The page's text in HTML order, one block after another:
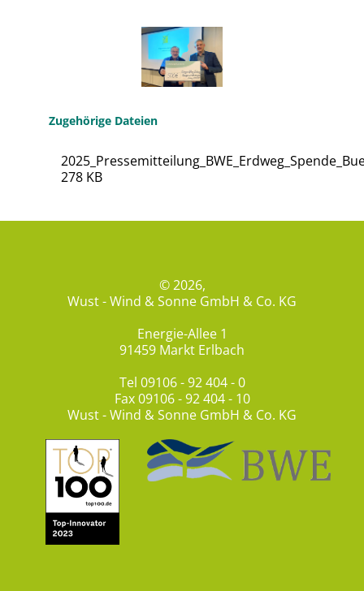
Zugehörige Dateien
278 KB
© 2026,
Wust - Wind & Sonne GmbH & Co. KG
Energie-Allee 1
91459 Markt Erlbach
Tel 09106 - 92 404 - 0
Fax 09106 - 92 404 - 10
Wust - Wind & Sonne GmbH & Co. KG